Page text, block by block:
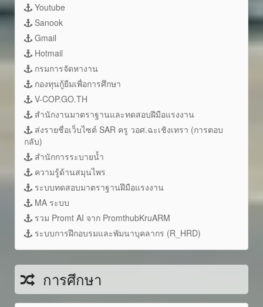
Youtube
Sanook
Gmail
Hotmail
กรมการจัดหางาน
กองทุนกู้ยืมเพื่อการศึกษา
V-COP.GO.TH
สำนักงานมาตราฐานและทดสอบฝีมือแรงงาน
ส่งรายชื่อเว็บไซต์ SAR ครู วอศ.ฉะเชิงเทรา (การตอบ
กลับ)
สำนักการระบายน้ำ
ความรู้ด้านสมุนไพร
ระบบทดสอบมาตราฐานฝึมือแรงงาน
MA ระบบ
รวม Promt AI จาก PromthubKruARM
ระบบการฝึกอบรมและพัมนาบุคลากร (R_HRD)
การศึกษา